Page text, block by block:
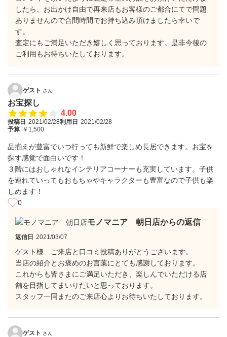
したら、お出かけ自由で再来店もお客様のご都合にてで問題
ありませんので合間時間でお持ち込み頂けましたら幸いで
す。
査定にもご満足いただき嬉しく思っております。是非今後の
ご利用もお待ちいたしております。
ゲスト さん
お宝探し
4.00
投稿日 2021/02/28利用日 2021/02/28
予算 ￥1,500
品揃えが豊富でいつ行っても新鮮で楽しめ長居できます。お宝を
探す感覚で面白いです！
３階にはおしゃれなインテリアコーナーも充実しています。子供
を連れていってもおもちゃやキャラクターも豊富なので子供も楽
しめます！
0
モノマニア 朝日店からの返信
返信日 2021/03/07
ゲスト様 ご来店と口コミ投稿ありがとうございます。
当店の紹介とお褒めのお言葉にとても感謝しております。
これからも皆さまにご満足いただき、楽しんでいただける店
舗を目指してまいりたいと思っております。
スタッフ一同またのご来店心よりお待ちいたしております。
ゲスト さん